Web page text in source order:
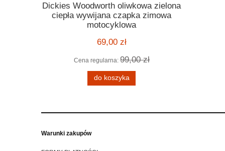
Dickies Woodworth oliwkowa zielona
ciepła wywijana czapka zimowa
motocyklowa
69,00 zł
Cena regularna: 99,00 zł
do koszyka
Warunki zakupów